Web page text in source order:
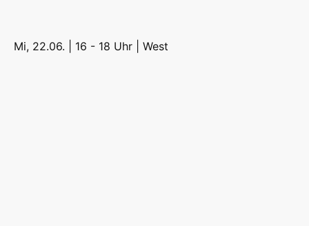
Mi, 22.06. | 16 - 18 Uhr | West